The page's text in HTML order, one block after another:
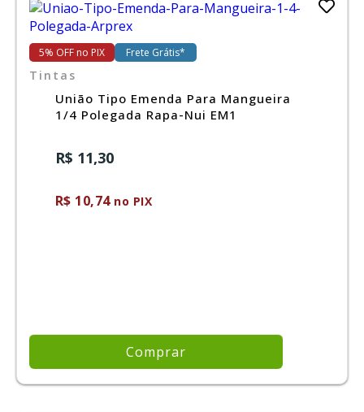
5% OFF no PIX Frete Grátis*
Tintas
União Tipo Emenda Para Mangueira
1/4 Polegada Rapa-Nui EM1
R$ 11,30
R$ 10,74no PIX
Comprar